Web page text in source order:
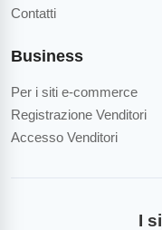
Contatti
Business
Per i siti e-commerce
Registrazione Venditori
Accesso Venditori
I